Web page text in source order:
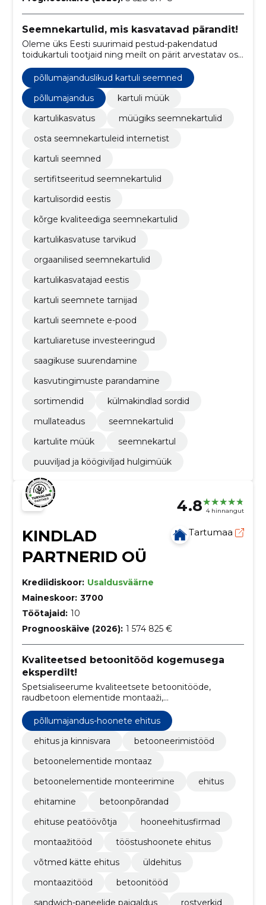
Seemnekartulid, mis kasvatavad pärandit!
Oleme üks Eesti suurimaid pestud-pakendatud
toidukartuli tootjaid ning meilt on pärit arvestatav osa
Eestis müüdavast sertifitseeritud seemnekartulist.
põllumajanduslikud kartuli seemned
põllumajandus
kartuli müük
kartulikasvatus
müügiks seemnekartulid
osta seemnekartuleid internetist
kartuli seemned
sertifitseeritud seemnekartulid
kartulisordid eestis
kõrge kvaliteediga seemnekartulid
kartulikasvatuse tarvikud
orgaanilised seemnekartulid
kartulikasvatajad eestis
kartuli seemnete tarnijad
kartuli seemnete e-pood
kartuliaretuse investeeringud
saagikuse suurendamine
kasvutingimuste parandamine
sortimendid
külmakindlad sordid
mullateadus
seemnekartulid
kartulite müük
seemnekartul
puuviljad ja köögiviljad hulgimüük
4.8 4 hinnangut
KINDLAD
PARTNERID OÜ
Tartumaa
Krediidiskoor: Usaldusväärne
Maineskoor: 3700
Töötajaid: 10
Prognooskäive (2026): 1 574 825 €
Kvaliteetsed betoonitööd kogemusega
eksperdilt!
Spetsialiseerume kvaliteetsete betoonitööde,
raudbetoon elementide montaaži,
metallkonstruktsioonide paigalduse ning sandwich
paneelide ehituslahenduste pakkumisele.
põllumajandus-hoonete ehitus
ehitus ja kinnisvara
betooneerimistööd
betoonelementide montaaz
betoonelementide monteerimine
ehitus
ehitamine
betoonpõrandad
ehituse peatöövõtja
hooneehitusfirmad
montaažitööd
tööstushoonete ehitus
võtmed kätte ehitus
üldehitus
montaazitööd
betoonitööd
sandwich-paneelide paigaldus
rostverkid